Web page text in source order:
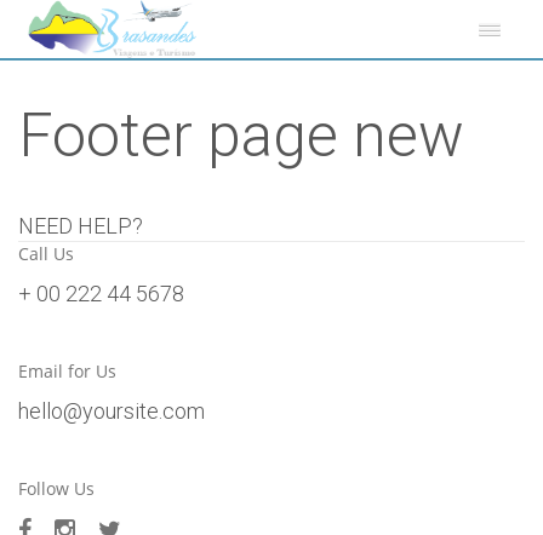
Footer page new
NEED HELP?
Call Us
+ 00 222 44 5678
Email for Us
hello@yoursite.com
Follow Us